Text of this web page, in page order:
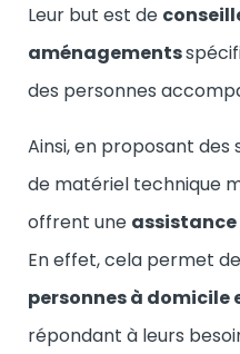
Leur but est de
aménagements
des personnes
Ainsi, en proposant des
de matériel technique
offrent une assistance
En effet, cela permet de
personnes à domicile
répondant à leurs